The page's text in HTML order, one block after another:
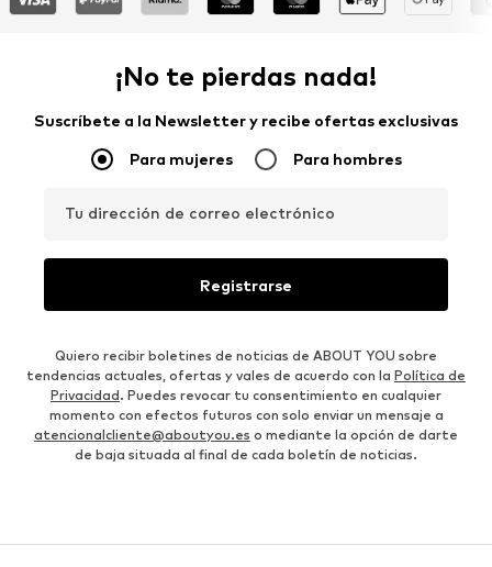
¡No te pierdas nada!
Suscríbete a la Newsletter y recibe ofertas exclusivas
Para mujeres Para hombres
Tu dirección de correo electrónico
Registrarse
Quiero recibir boletines de noticias de ABOUT YOU sobre
tendencias actuales, ofertas y vales de acuerdo con la Política de
Privacidad. Puedes revocar tu consentimiento en cualquier
momento con efectos futuros con solo enviar un mensaje a
atencionalcliente@aboutyou.es o mediante la opción de darte
de baja situada al final de cada boletín de noticias.